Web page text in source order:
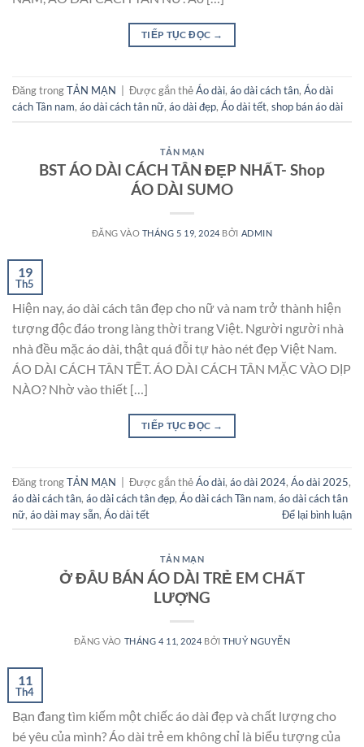
TIẾP TỤC ĐỌC →
Đăng trongTẢN MẠN Được gắn thẻÁo dài, áo dài cách tân, Áo dài
cách Tân nam, áo dài cách tân nữ, áo dài đẹp, Áo dài tết, shop bán áo dài
TẢN MẠN
BST ÁO DÀI CÁCH TÂN ĐẸP NHẤT- Shop
ÁO DÀI SUMO
ĐĂNG VÀO THÁNG 5 19, 2024 BỞI ADMIN
19
Th5
Hiện nay, áo dài cách tân đẹp cho nữ và nam trở thành hiện
tượng độc đáo trong làng thời trang Việt. Người người nhà
nhà đều mặc áo dài, thật quá đỗi tự hào nét đẹp Việt Nam.
ÁO DÀI CÁCH TÂN TẾT. ÁO DÀI CÁCH TÂN MẶC VÀO DỊP
NÀO? Nhờ vào thiết […]
TIẾP TỤC ĐỌC →
Đăng trongTẢN MẠN Được gắn thẻÁo dài, áo dài 2024, Áo dài 2025,
áo dài cách tân, áo dài cách tân đẹp, Áo dài cách Tân nam, áo dài cách tân
nữ, áo dài may sẵn, Áo dài tết Để lại bình luận
TẢN MẠN
Ở ĐÂU BÁN ÁO DÀI TRẺ EM CHẤT
LƯỢNG
ĐĂNG VÀO THÁNG 4 11, 2024 BỞITHUỶ NGUYỄN
11
Th4
Bạn đang tìm kiếm một chiếc áo dài đẹp và chất lượng cho
bé yêu của mình? Áo dài trẻ em không chỉ là biểu tượng của